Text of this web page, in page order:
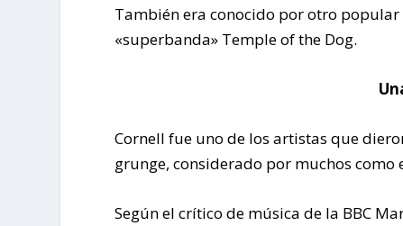
También era conocido por otro
«superbanda» Temple of the Dog.
Cornell fue uno de los artistas que
grunge, considerado por muchos
Según el crítico de música de la BBC